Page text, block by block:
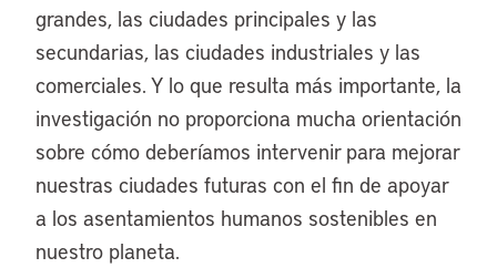
grandes, las ciudades principales y las
secundarias, las ciudades industriales y las
comerciales. Y lo que resulta más importante, la
investigación no proporciona mucha orientación
sobre cómo deberíamos intervenir para mejorar
nuestras ciudades futuras con el fin de apoyar
a los asentamientos humanos sostenibles en
nuestro planeta.